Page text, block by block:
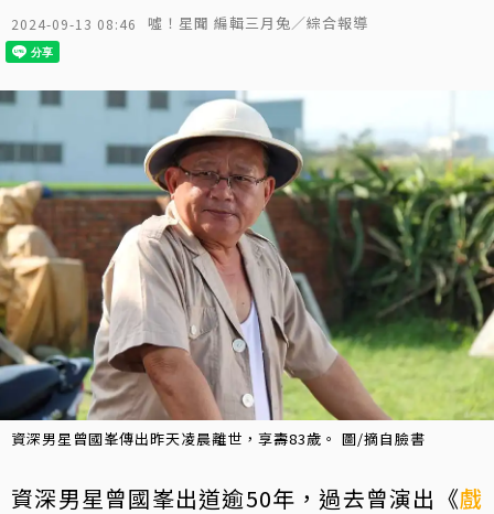
2024-09-13 08:46 噓！星聞 編輯三月兔／綜合報導
資深男星曾國峯傳出昨天凌晨離世，享壽83歲。 圖/摘自臉書
資深男星曾國峯出道逾50年，過去曾演出《戲